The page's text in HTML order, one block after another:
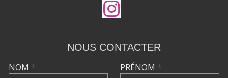
NOUS CONTACTER
NOM * PRÉNOM *